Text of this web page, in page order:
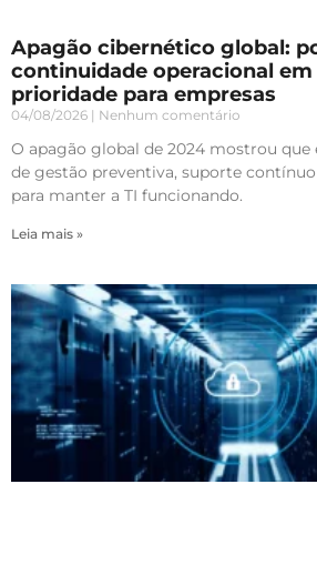
Apagão cibernético global:
continuidade operacional em
prioridade para empresas
04/08/2026 Nenhum comentário
O apagão global de 2024 mostrou que
de gestão preventiva, suporte
para manter a TI funcionando.
Leia mais »